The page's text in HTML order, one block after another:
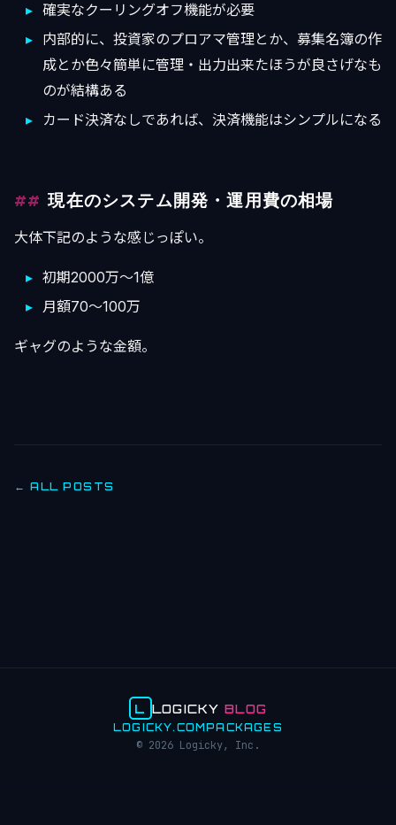
確実なクーリングオフ機能が必要
内部的に、投資家のプロアマ管理とか、募集名簿の作
成とか色々簡単に管理・出力出来たほうが良さげなも
のが結構ある
カード決済なしであれば、決済機能はシンプルになる
現在のシステム開発・運用費の相場
大体下記のような感じっぽい。
初期2000万〜1億
月額70〜100万
ギャグのような金額。
← ALL POSTS
L LOGICKYBLOG
LOGICKY.COM PACKAGES
© 2026 Logicky, Inc.